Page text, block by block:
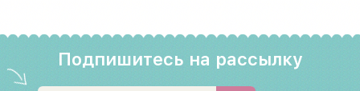
Подпишитесь на рассылку